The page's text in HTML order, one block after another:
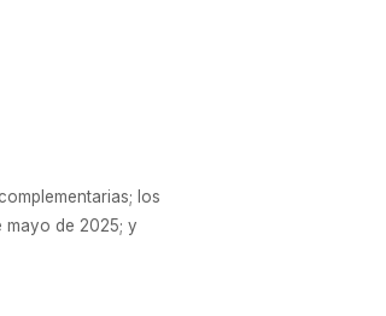
los
mayo de 2025; y